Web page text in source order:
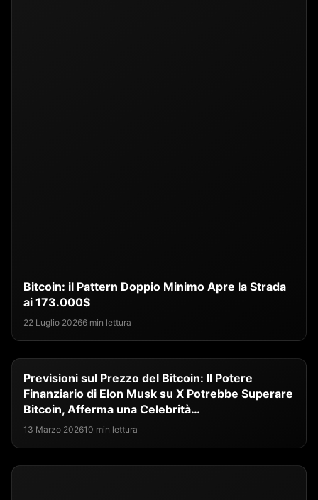
Bitcoin: il Pattern Doppio Minimo Apre la Strada
ai 173.000$
22 Luglio 20266 min lettura
Previsioni sul Prezzo del Bitcoin: Il Potere
Finanziario di Elon Musk su X Potrebbe Superare
Bitcoin, Afferma una Celebrità…
13 Marzo 202610 min lettura